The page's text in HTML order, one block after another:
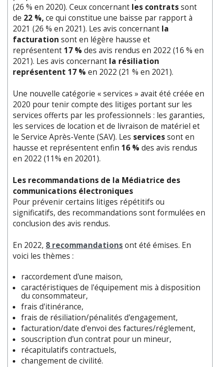
(26 % en 2020). Ceux concernant les contratssont
de 22 %,ce qui constitue une baisse par rapport à
2021 (26 % en 2021). Les avis concernant la
facturation sont en légère hausse et
représentent 17 % des avis rendus en 2022 (16 % en
2021). Les avis concernant la résiliation
représentent 17 % en 2022 (21 % en 2021).
Une nouvelle catégorie « services » avait été créée en
2020 pour tenir compte des litiges portant sur les
services offerts par les professionnels : les garanties,
les services de location et de livraison de matériel et
le Service Après-Vente (SAV). Les servicessont en
hausse et représentent enfin 16 % des avis rendus
en 2022 (11% en 20201).
Les recommandations de la Médiatrice des
communications électroniques
Pour prévenir certains litiges répétitifs ou
significatifs, des recommandations sont formulées en
conclusion des avis rendus.
En 2022, 8 recommandationsont été émises. En
voici les thèmes :
raccordement d'une maison,
caractéristiques de l'équipement mis à disposition
du consommateur,
frais d'itinérance,
frais de résiliation/pénalités d'engagement,
facturation/date d'envoi des factures/réglement,
souscription d'un contrat pour un mineur,
récapitulatifs contractuels,
changement de civilité.